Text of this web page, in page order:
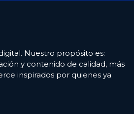
Nuestro propósito es:
y contenido de calidad, más
inspirados por quienes ya